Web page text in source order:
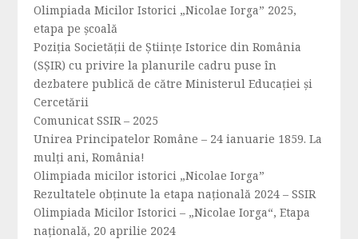
Olimpiada Micilor Istorici „Nicolae Iorga” 2025,
etapa pe școală
Poziția Societății de Științe Istorice din România
(SȘIR) cu privire la planurile cadru puse în
dezbatere publică de către Ministerul Educației și
Cercetării
Comunicat SSIR – 2025
Unirea Principatelor Române – 24 ianuarie 1859. La
mulți ani, România!
Olimpiada micilor istorici „Nicolae Iorga”
Rezultatele obținute la etapa națională 2024 – SSIR
Olimpiada Micilor Istorici – „Nicolae Iorga“, Etapa
națională, 20 aprilie 2024